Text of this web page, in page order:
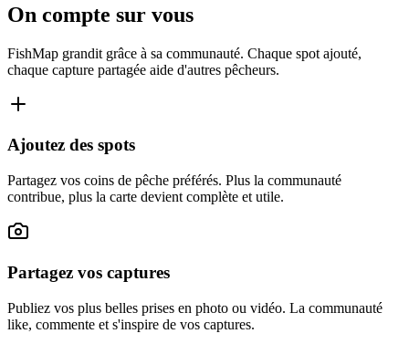
On compte sur vous
FishMap grandit grâce à sa communauté. Chaque spot ajouté,
chaque capture partagée aide d'autres pêcheurs.
Ajoutez des spots
Partagez vos coins de pêche préférés. Plus la communauté
contribue, plus la carte devient complète et utile.
Partagez vos captures
Publiez vos plus belles prises en photo ou vidéo. La communauté
like, commente et s'inspire de vos captures.